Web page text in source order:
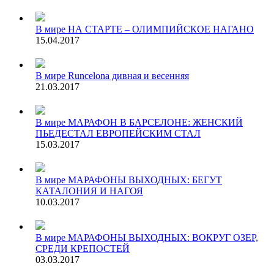
В мире НА СТАРТЕ – ОЛИМПИЙСКОЕ НАГАНО
15.04.2017
В мире Runcelona дивная и весенняя
21.03.2017
В мире МАРАФОН В БАРСЕЛОНЕ: ЖЕНСКИЙ
ПЬЕДЕСТАЛ ЕВРОПЕЙСКИМ СТАЛ
15.03.2017
В мире МАРАФОНЫ ВЫХОДНЫХ: БЕГУТ
КАТАЛОНИЯ И НАГОЯ
10.03.2017
В мире МАРАФОНЫ ВЫХОДНЫХ: ВОКРУГ ОЗЕР,
СРЕДИ КРЕПОСТЕЙ
03.03.2017